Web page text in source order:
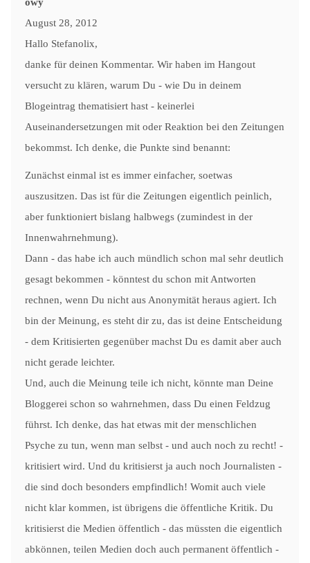
August 28, 2012
Hallo Stefanolix,
danke für deinen Kommentar. Wir haben im Hangout
versucht zu klären, warum Du - wie Du in deinem
Blogeintrag thematisiert hast - keinerlei
Auseinandersetzungen mit oder Reaktion bei den Zeitungen
bekommst. Ich denke, die Punkte sind benannt:
Zunächst einmal ist es immer einfacher, soetwas
auszusitzen. Das ist für die Zeitungen eigentlich peinlich,
aber funktioniert bislang halbwegs (zumindest in der
Innenwahrnehmung).
Dann - das habe ich auch mündlich schon mal sehr deutlich
gesagt bekommen - könntest du schon mit Antworten
rechnen, wenn Du nicht aus Anonymität heraus agiert. Ich
bin der Meinung, es steht dir zu, das ist deine Entscheidung
- dem Kritisierten gegenüber machst Du es damit aber auch
nicht gerade leichter.
Und, auch die Meinung teile ich nicht, könnte man Deine
Bloggerei schon so wahrnehmen, dass Du einen Feldzug
führst. Ich denke, das hat etwas mit der menschlichen
Psyche zu tun, wenn man selbst - und auch noch zu recht! -
kritisiert wird. Und du kritisierst ja auch noch Journalisten -
die sind doch besonders empfindlich! Womit auch viele
nicht klar kommen, ist übrigens die öffentliche Kritik. Du
kritisierst die Medien öffentlich - das müssten die eigentlich
abkönnen, teilen Medien doch auch permanent öffentlich -